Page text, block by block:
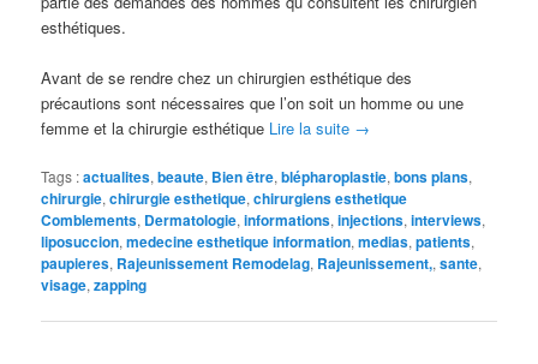
esthétiques.
Avant de se rendre chez un chirurgien esthétique des
précautions sont nécessaires que l’on soit un homme ou une
femme et la chirurgie esthétique Lire la suite →
Tags :actualites,beaute, Bien être,blépharoplastie,bons plans,
chirurgie,chirurgie esthetique,chirurgiens esthetique
Comblements, Dermatologie,informations,injections,interviews,
liposuccion,medecine esthetique information,medias,patients,
paupieres, Rajeunissement Remodelag, Rajeunissement,,sante,
visage,zapping